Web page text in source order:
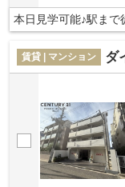
本日見学可能♪駅まで
賃貸 | マンション ダ